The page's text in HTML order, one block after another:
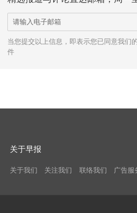
当您提交以上信息，即表示您已同意我们
件
关于早报
关于我们 关注我们 联络我们 广告服